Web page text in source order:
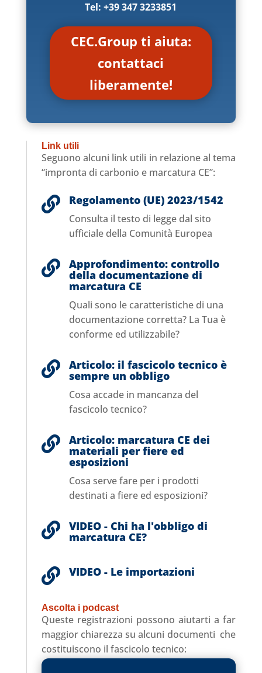
Tel: +39 347 3233851
CEC.Group ti aiuta:
contattaci
liberamente!
Link utili
Seguono alcuni link utili in relazione al tema
“impronta di carbonio e marcatura CE”:
 Regolamento (UE) 2023/1542
Consulta il testo di legge dal sito
ufficiale della Comunità Europea
 Approfondimento: controllo
della documentazione di
marcatura CE
Quali sono le caratteristiche di una
documentazione corretta? La Tua è
conforme ed utilizzabile?
 Articolo: il fascicolo tecnico è
sempre un obbligo
Cosa accade in mancanza del
fascicolo tecnico?
 Articolo: marcatura CE dei
materiali per fiere ed
esposizioni
Cosa serve fare per i prodotti
destinati a fiere ed esposizioni?
 VIDEO - Chi ha l'obbligo di
marcatura CE?
 VIDEO - Le importazioni
Ascolta i podcast
Queste registrazioni possono aiutarti a far
maggior chiarezza su alcuni documenti che
costituiscono il fascicolo tecnico: